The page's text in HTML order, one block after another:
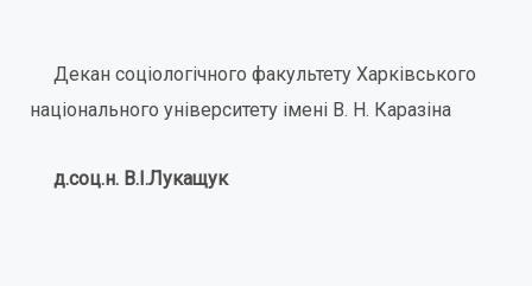
Декан соціологічного факультету Харківського
національного університету імені В. Н. Каразіна
д.соц.н. В.І.Лукащук